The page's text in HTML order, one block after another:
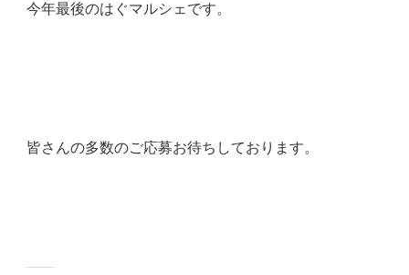
今年最後のはぐマルシェです。
皆さんの多数のご応募お待ちしております。